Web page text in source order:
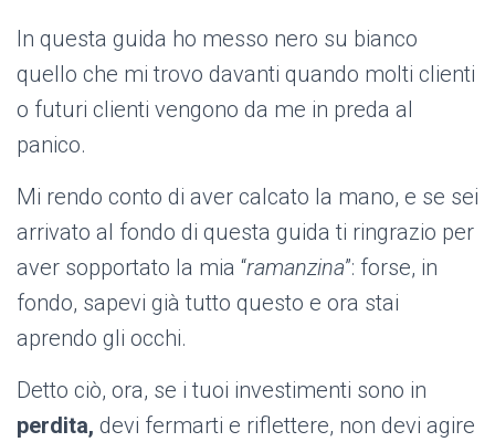
In questa guida ho messo nero su bianco
quello che mi trovo davanti quando molti clienti
o futuri clienti vengono da me in preda al
panico.
Mi rendo conto di aver calcato la mano, e se sei
arrivato al fondo di questa guida ti ringrazio per
aver sopportato la mia “ramanzina”: forse, in
fondo, sapevi già tutto questo e ora stai
aprendo gli occhi.
Detto ciò, ora, se i tuoi investimenti sono in
perdita, devi fermarti e riflettere, non devi agire